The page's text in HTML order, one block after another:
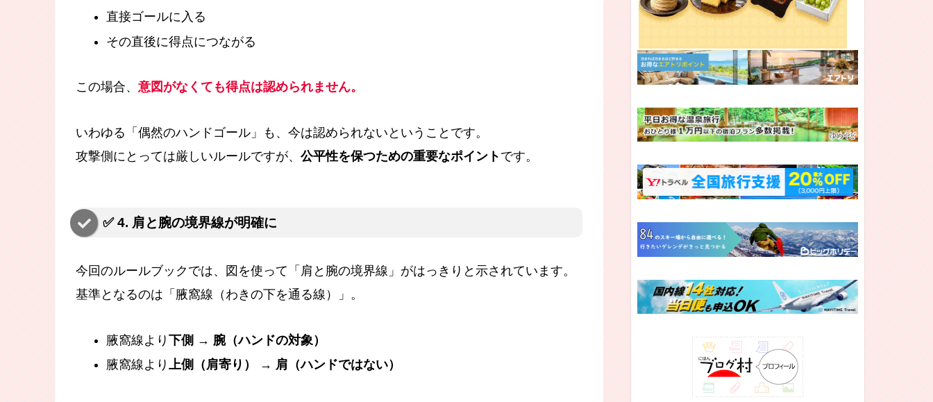
直接ゴールに入る
その直後に得点につながる
この場合、 意図がなくても得点は認められません。
いわゆる「偶然のハンドゴール」も、今は認められないということです。
攻撃側にとっては厳しいルールですが、 公平性を保つための重要なポイント です。
✅ 4. 肩と腕の境界線が明確に
今回のルールブックでは、図を使って「肩と腕の境界線」がはっきりと示されています。
基準となるのは「腋窩線（わきの下を通る線）」。
腋窩線より 下側 → 腕（ハンドの対象）
腋窩線より 上側（肩寄り） → 肩（ハンドではない）